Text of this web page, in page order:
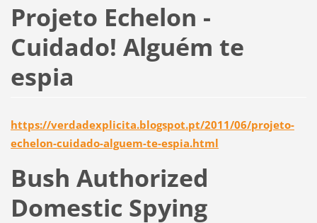
Projeto Echelon -
Cuidado! Alguém te
espia
https://verdadexplicita.blogspot.pt/2011/06/projeto-
echelon-cuidado-alguem-te-espia.html
Bush Authorized
Domestic Spying